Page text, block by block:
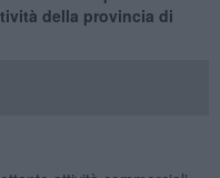
della provincia di